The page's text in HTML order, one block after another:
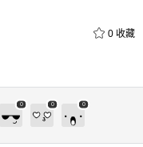
0 收藏
0 0 0